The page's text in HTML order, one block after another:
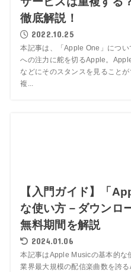
徹底解説！
2022.10.25
本記事は、「Apple One」につ
への注力に舵を切るApple。
などにそのスタンスを見ること
複...
【入門ガイド】「
な使い方－ダウンロ
無料期間を解説
2024.01.06
本記事はApple Musicの基本的な
業界最大規模の配信楽曲数を誇